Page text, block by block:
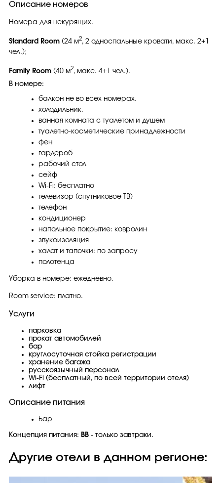
Описание номеров
Номера для некурящих.
Standard Room (24 м2, 2 односпальные кровати, макс. 2+1
чел.);
Family Room (40 м2, макс. 4+1 чел.).
В номере:
балкон не во всех номерах.
холодильник.
ванная комната с туалетом и душем
туалетно-косметические принадлежности
фен
гардероб
рабочий стол
сейф
Wi-Fi: бесплатно
телевизор (спутниковое ТВ)
телефон
кондиционер
напольное покрытие: ковролин
звукоизоляция
халат и тапочки: по запросу
полотенца
Уборка в номере: ежедневно.
Room service: платно.
Услуги
парковка
прокат автомобилей
бар
круглосуточная стойка регистрации
хранение багажа
русскоязычный персонал
Wi-Fi (бесплатный, по всей территории отеля)
лифт
Описание питания
Бар
Концепция питания: BB - только завтраки.
Другие отели в данном регионе: